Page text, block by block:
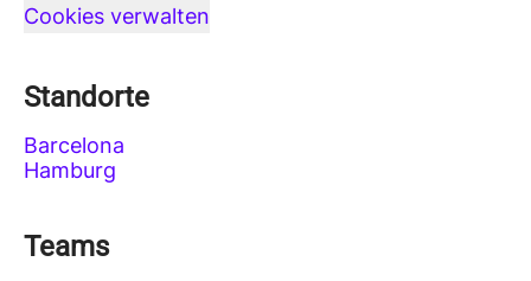
Cookies verwalten
Standorte
Barcelona
Hamburg
Teams